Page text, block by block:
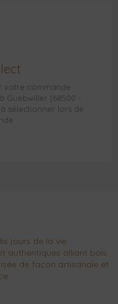
votre commande
Guebwiller (68500 -
sélectionner lors de
jours de la vie.
authentiques alliant bois
de façon artisanale et